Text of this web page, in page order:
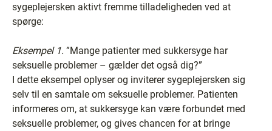
sygeplejersken aktivt fremme tilladeligheden ved at
spørge:
Eksempel 1. ”Mange patienter med sukkersyge har
seksuelle problemer – gælder det også dig?”
I dette eksempel oplyser og inviterer sygeplejersken sig
selv til en samtale om seksuelle problemer. Patienten
informeres om, at sukkersyge kan være forbundet med
seksuelle problemer, og gives chancen for at bringe